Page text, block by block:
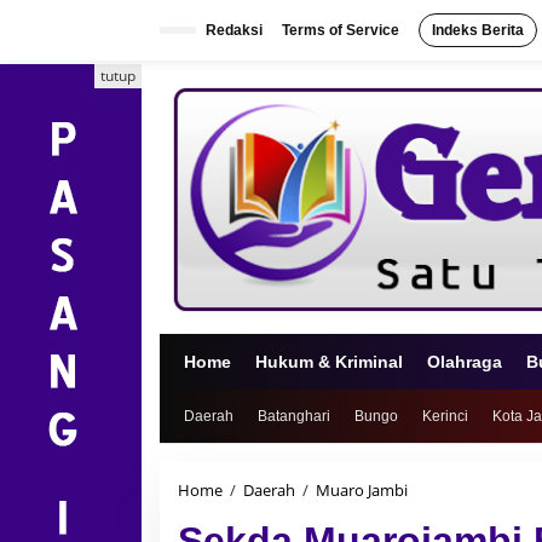
Redaksi Terms of Service Indeks Berita
Home Hukum & Kriminal Olahraga
Daerah Batanghari Bungo Kerinci Kota
tutup
Home / Daerah / Muaro Jambi
k